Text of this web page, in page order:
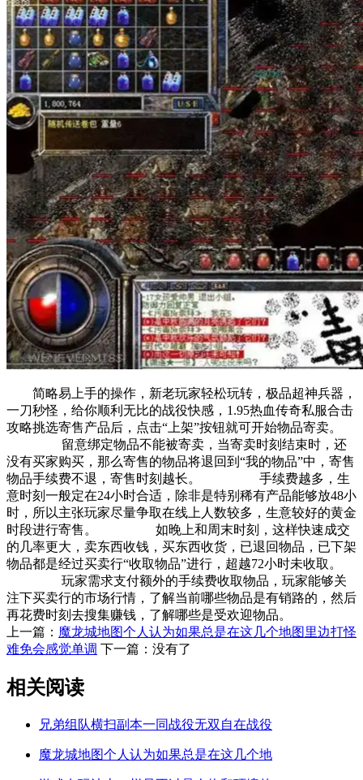
简略易上手的操作，新老玩家轻松玩转，极品超神兵器，
一刀秒怪，给你顺利无比的战役快感，1.95热血传奇私服合击
攻略挑选寄售产品后，点击“上架”按钮就可开始物品寄卖。
留意绑定物品不能被寄卖，当寄卖时刻结束时，还
没有买家购买，那么寄售的物品将退回到“我的物品”中，寄售
物品手续费不退，寄售时刻越长。 手续费越多，生
意时刻一般定在24小时合适，除非是特别稀有产品能够放48小
时，所以主张玩家尽量争取在线上人数较多，生意较好的黄金
时段进行寄售。 如晚上和周末时刻，这样快速成交
的几率更大，卖东西收钱，买东西收货，已退回物品，已下架
物品都是经过买卖行“收取物品”进行，超越72小时未收取。
玩家需求支付额外的手续费收取物品，玩家能够关
注下买卖行的市场行情，了解当前哪些物品是有销路的，然后
再花费时刻去搜集赚钱，了解哪些是受欢迎物品。
上一篇： 魔龙城地图个人认为如果总是在这几个地图里边打怪
难免会感觉单调 下一篇：没有了
相关阅读
兄弟组队横扫副本一同战役无双自在战役
魔龙城地图个人认为如果总是在这几个地